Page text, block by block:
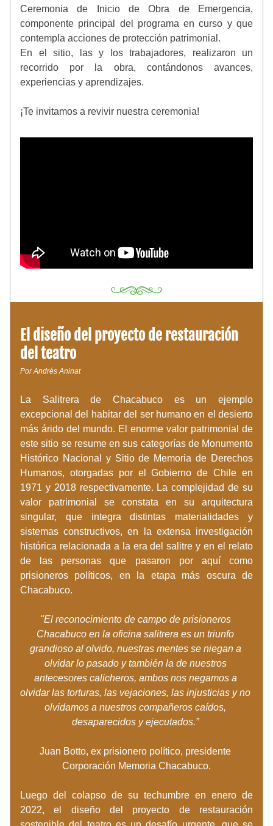
Ceremonia de Inicio de Obra de Emergencia,
componente principal del programa en curso y que
contempla acciones de protección patrimonial.
En el sitio, las y los trabajadores, realizaron un
recorrido por la obra, contándonos avances,
experiencias y aprendizajes.
¡Te invitamos a revivir nuestra ceremonia!
El diseño del proyecto de restauración
del teatro
Por Andrés Aninat
La Salitrera de Chacabuco es un ejemplo
excepcional del habitar del ser humano en el desierto
más árido del mundo. El enorme valor patrimonial de
este sitio se resume en sus categorías de Monumento
Histórico Nacional y Sitio de Memoria de Derechos
Humanos, otorgadas por el Gobierno de Chile en
1971 y 2018 respectivamente. La complejidad de su
valor patrimonial se constata en su arquitectura
singular, que integra distintas materialidades y
sistemas constructivos, en la extensa investigación
histórica relacionada a la era del salitre y en el relato
de las personas que pasaron por aquí como
prisioneros políticos, en la etapa más oscura de
Chacabuco.
"El reconocimiento de campo de prisioneros
Chacabuco en la oficina salitrera es un triunfo
grandioso al olvido, nuestras mentes se niegan a
olvidar lo pasado y también la de nuestros
antecesores calicheros, ambos nos negamos a
olvidar las torturas, las vejaciones, las injusticias y no
olvidamos a nuestros compañeros caídos,
desaparecidos y ejecutados.”
Juan Botto, ex prisionero político, presidente
Corporación Memoria Chacabuco.
Luego del colapso de su techumbre en enero de
2022, el diseño del proyecto de restauración